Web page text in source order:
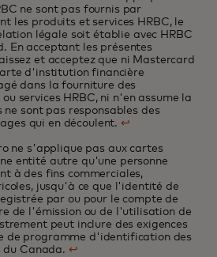
ne sont pas fournis par
les produits et services HRBC, le
légale soit établie avec HRBC
En acceptant les présentes
et acceptez que ni Mastercard
d'institution financière
dans la fourniture des
services HRBC, ni n'en assume la
sont pas responsables des
qui en découlent. ↩
ne s'applique pas aux cartes
entité autre qu'une personne
à des fins commerciales,
jusqu'à ce que l'identité de
par ou pour le compte de
de l'émission ou de l'utilisation de
peut inclure des exigences
de programme d'identification des
du Canada. ↩